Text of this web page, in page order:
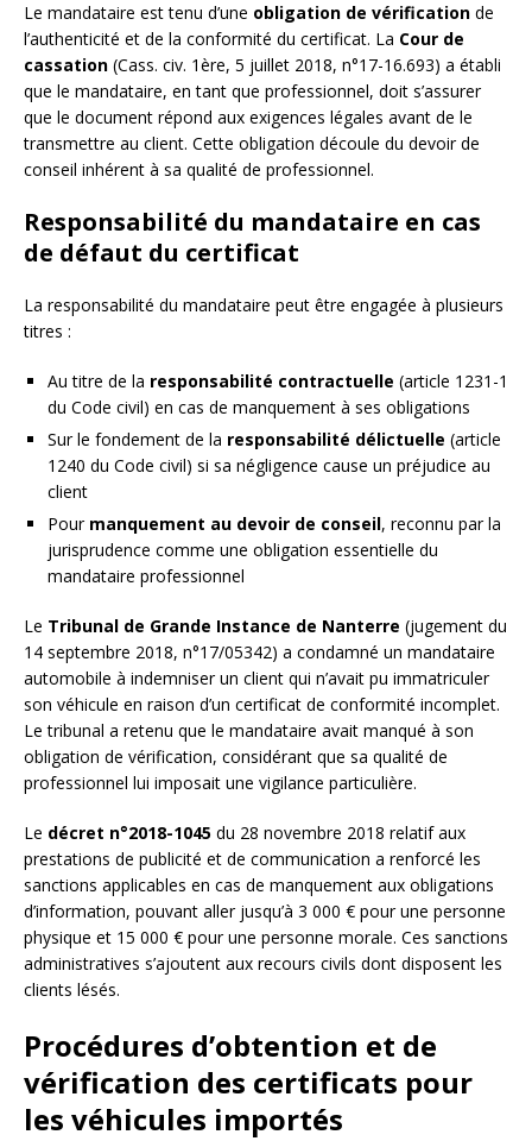
Le mandataire est tenu d’une obligation de vérification de
l’authenticité et de la conformité du certificat. La Cour de
cassation (Cass. civ. 1ère, 5 juillet 2018, n°17-16.693) a établi
que le mandataire, en tant que professionnel, doit s’assurer
que le document répond aux exigences légales avant de le
transmettre au client. Cette obligation découle du devoir de
conseil inhérent à sa qualité de professionnel.
Responsabilité du mandataire en cas
de défaut du certificat
La responsabilité du mandataire peut être engagée à plusieurs
titres :
Au titre de la responsabilité contractuelle (article 1231-1
du Code civil) en cas de manquement à ses obligations
Sur le fondement de la responsabilité délictuelle (article
1240 du Code civil) si sa négligence cause un préjudice au
client
Pour manquement au devoir de conseil, reconnu par la
jurisprudence comme une obligation essentielle du
mandataire professionnel
Le Tribunal de Grande Instance de Nanterre (jugement du
14 septembre 2018, n°17/05342) a condamné un mandataire
automobile à indemniser un client qui n’avait pu immatriculer
son véhicule en raison d’un certificat de conformité incomplet.
Le tribunal a retenu que le mandataire avait manqué à son
obligation de vérification, considérant que sa qualité de
professionnel lui imposait une vigilance particulière.
Le décret n°2018-1045 du 28 novembre 2018 relatif aux
prestations de publicité et de communication a renforcé les
sanctions applicables en cas de manquement aux obligations
d’information, pouvant aller jusqu’à 3 000 € pour une personne
physique et 15 000 € pour une personne morale. Ces sanctions
administratives s’ajoutent aux recours civils dont disposent les
clients lésés.
Procédures d’obtention et de
vérification des certificats pour
les véhicules importés